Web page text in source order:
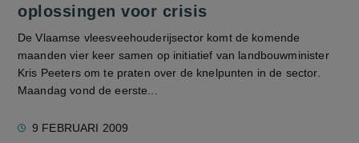
oplossingen voor crisis
De Vlaamse vleesveehouderijsector komt de komende
maanden vier keer samen op initiatief van landbouwminister
Kris Peeters om te praten over de knelpunten in de sector.
Maandag vond de eerste...
9 FEBRUARI 2009